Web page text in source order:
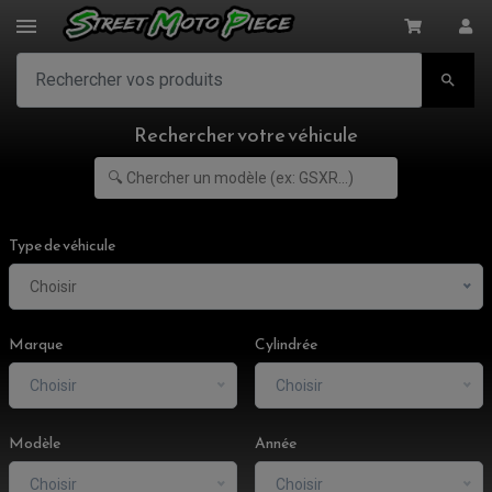

Rechercher votre véhicule
Type de véhicule
Choisir
Marque
Choisir
Cylindrée
Choisir
Modèle
Choisir
Année
Choisir